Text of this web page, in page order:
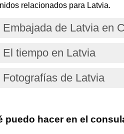
relacionados para Latvia.
Embajada de Latvia en
El tiempo en Latvia
Fotografías de Latvia
puedo hacer en el